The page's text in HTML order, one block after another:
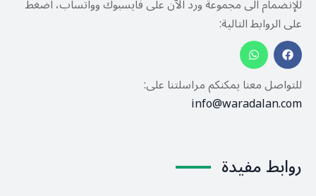
للإنضمام الى مجموعة ورد الآن على فايسبوك وواتساب، اضغط
على الروابط التالية:
للتواصل معنا يمكنكم مراسلتنا على:
info@waradalan.com
روابط مفيدة